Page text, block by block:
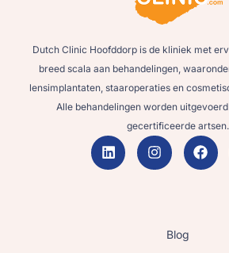
Dutch Clinic Hoofddorp is de kliniek met
breed scala aan behandelingen,
lensimplantaten, staaroperaties en
Alle behandelingen worden
gecertificeerde artsen.
Blog